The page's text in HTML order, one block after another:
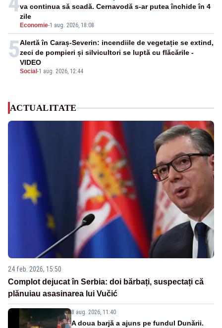
Economie-1 aug. 2026, 18:08
va continua să scadă. Cernavodă s-ar putea închide în 4
zile
5
Social -1 aug. 2026, 12:44
Alertă în Caraș-Severin: incendiile de vegetație se extind,
zeci de pompieri și silvicultori se luptă cu flăcările -
VIDEO
ACTUALITATE
24 feb. 2026, 15:50
Complot dejucat în Serbia: doi bărbați, suspectați că
plănuiau asasinarea lui Vučić
8 aug. 2026, 11:40
A doua barjă a ajuns pe fundul Dunării.